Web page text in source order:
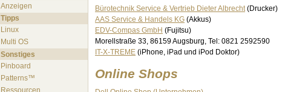
Anzeigen
Tipps
Linux
Multi OS
Sonstiges
Pinboard
Patterns™
Bürotechnik Service & Vertrieb Dieter Albrecht (Drucker)
AAS Service & Handels KG (Akkus)
EDV-Compas GmbH (Fujitsu)
Morellstraße 33, 86159 Augsburg, Tel: 0821 2592590
IT-X-TREME (iPhone, iPad und iPod Doktor)
Online Shops